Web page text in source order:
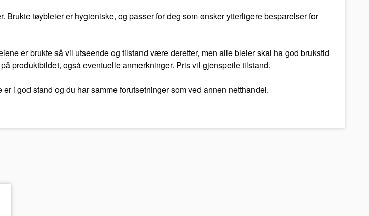
tøybleier er hygieniske, og passer for deg som ønsker ytterligere besparelser for
er brukte så vil utseende og tilstand være deretter, men alle bleier skal ha god brukstid
produktbildet, også eventuelle anmerkninger. Pris vil gjenspeile tilstand.
i god stand og du har samme forutsetninger som ved annen netthandel.